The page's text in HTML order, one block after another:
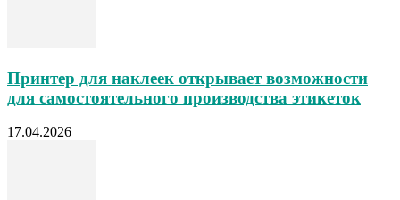
Принтер для наклеек открывает возможности
для самостоятельного производства этикеток
17.04.2026